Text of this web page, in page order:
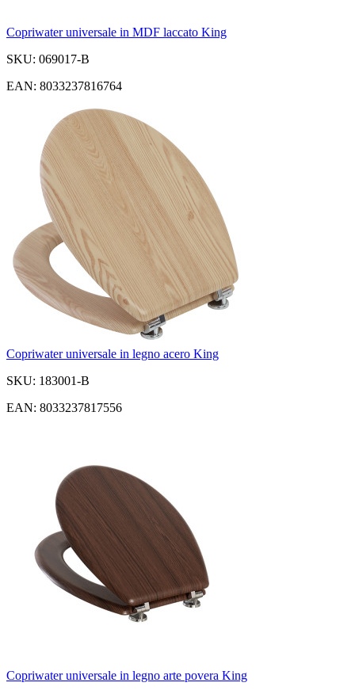
Copriwater universale in MDF laccato King
SKU: 069017-B
EAN: 8033237816764
Copriwater universale in legno acero King
SKU: 183001-B
EAN: 8033237817556
Copriwater universale in legno arte povera King